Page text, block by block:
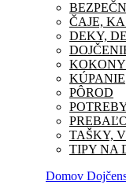
ČAJE,
DEKY,
KÚPANIE
PÔROD
TAŠKY,
TIPY NA
Domov